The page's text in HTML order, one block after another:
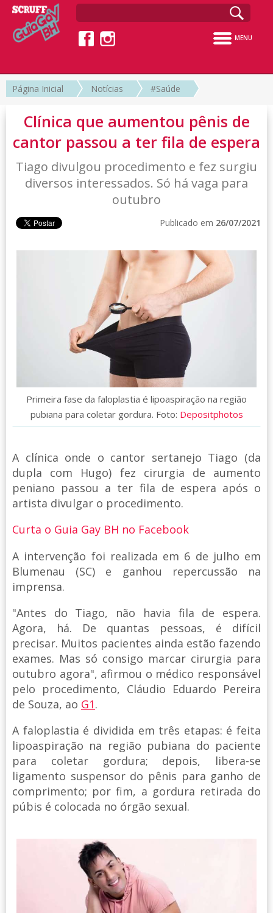
MENU
Página Inicial Notícias #Saúde
Clínica que aumentou pênis de
cantor passou a ter fila de espera
Tiago divulgou procedimento e fez surgiu
diversos interessados. Só há vaga para
outubro
Publicado em 26/07/2021
Primeira fase da faloplastia é lipoaspiração na região
pubiana para coletar gordura. Foto: Depositphotos
A clínica onde o cantor sertanejo Tiago (da
dupla com Hugo) fez cirurgia de aumento
peniano passou a ter fila de espera após o
artista divulgar o procedimento.
Curta o Guia Gay BH no Facebook
A intervenção foi realizada em 6 de julho em
Blumenau (SC) e ganhou repercussão na
imprensa.
"Antes do Tiago, não havia fila de espera.
Agora, há. De quantas pessoas, é difícil
precisar. Muitos pacientes ainda estão fazendo
exames. Mas só consigo marcar cirurgia para
outubro agora", afirmou o médico responsável
pelo procedimento, Cláudio Eduardo Pereira
de Souza, ao G1.
A faloplastia é dividida em três etapas: é feita
lipoaspiração na região pubiana do paciente
para coletar gordura; depois, libera-se
ligamento suspensor do pênis para ganho de
comprimento; por fim, a gordura retirada do
púbis é colocada no órgão sexual.